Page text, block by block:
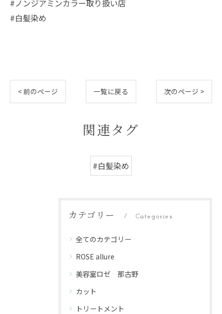
#ノンジアミンカラー取り扱い店
#白髪染め
< 前のページ 一覧に戻る 次のページ >
関連タグ
#白髪染め
カテゴリー Categories
全てのカテゴリー
ROSE allure
美容室ロゼ 那古野
カット
トリートメント